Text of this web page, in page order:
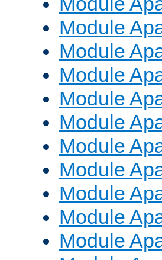
Module
Module
Module
Module
Module
Module
Module
Module
Module
Module